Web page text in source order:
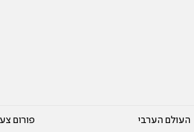
העולם הערבי פורום